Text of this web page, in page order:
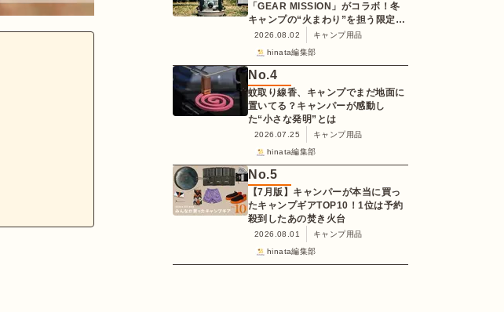
「GEAR MISSION」がコラボ！冬
キャンプの“火まわり”を担う限定
K3クッキングストーブが登場
2026.08.02
キャンプ用品
hinata編集部
No.4
蚊取り線香、キャンプでまだ地面に
置いてる？キャンパーが感動し
た“小さな発明”とは
2026.07.25
キャンプ用品
hinata編集部
No.5
【7月版】キャンパーが本当に買っ
たキャンプギアTOP10！1位は予約
殺到したあの焚き火台
2026.08.01
キャンプ用品
hinata編集部